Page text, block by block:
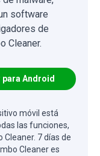
software
de
Cleaner.
para Android
móvil está
las funciones,
7 días de
Cleaner es